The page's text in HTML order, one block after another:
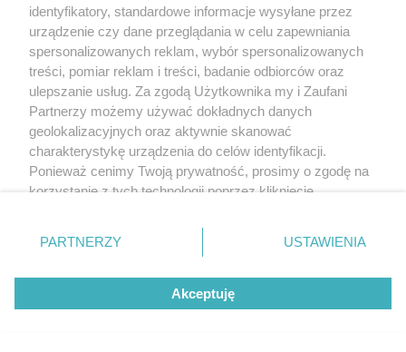
Beninca. Najszybsza, bezpieczna i
MATERIAŁ SPONSOROWANY
identyfikatory, standardowe informacje wysyłane przez
urządzenie czy dane przeglądania w celu zapewniania
spersonalizowanych reklam, wybór spersonalizowanych
treści, pomiar reklam i treści, badanie odbiorców oraz
ulepszanie usług. Za zgodą Użytkownika my i Zaufani
Partnerzy możemy używać dokładnych danych
geolokalizacyjnych oraz aktywnie skanować
charakterystykę urządzenia do celów identyfikacji.
Ponieważ cenimy Twoją prywatność, prosimy o zgodę na
korzystanie z tych technologii poprzez kliknięcie
zmienić/wycofać klikając przycisk ustawień prywatności
znajdujący się w lewym dolnym rogu strony
rodzaje przetwarzania danych nie wymagają zgody
użytkownika, ale masz prawo sprzeciwić się takiemu
przetwarzaniu. Preferencje będą miały zastosowanie tylko
PARTNERZY USTAWIENIA
Akceptuję